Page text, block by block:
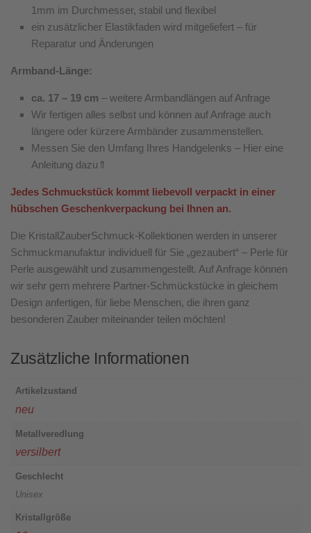
1mm im Durchmesser, stabil und flexibel
ein zusätzlicher Elastikfaden wird mitgeliefert – für
Reparatur und Änderungen
Armband-Länge:
ca. 17 – 19 cm – weitere Armbandlängen auf Anfrage
Wir fertigen alles selbst und können auf Anfrage auch
längere oder kürzere Armbänder zusammenstellen.
Messen Sie den Umfang Ihres Handgelenks – Hier eine
Anleitung dazu⇑
Jedes Schmuckstück kommt liebevoll verpackt in einer
hübschen Geschenkverpackung bei Ihnen an.
Die KristallZauberSchmuck-Kollektionen werden in unserer
Schmuckmanufaktur individuell für Sie „gezaubert“ – Perle für
Perle ausgewählt und zusammengestellt. Auf Anfrage können
wir sehr gern mehrere Partner-Schmückstücke in gleichem
Design anfertigen, für liebe Menschen, die ihren ganz
besonderen Zauber miteinander teilen möchten!
Zusätzliche Informationen
Artikelzustand
neu
Metallveredlung
versilbert
Geschlecht
Unisex
Kristallgröße